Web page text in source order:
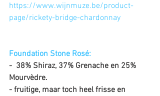
https://www.wijnmuze.be/product-
page/rickety-bridge-chardonnay
Foundation Stone Rosé:
-  38% Shiraz, 37% Grenache en 25%
Mourvèdre.
- fruitige, maar toch heel frisse en